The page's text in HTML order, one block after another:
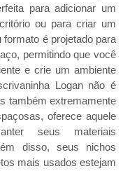
para adicionar um
ou para criar um
formato é projetado para
permitindo que você
e crie um ambiente
Logan não é
também extremamente
oferece aquele
seus materiais
disso, seus nichos
mais usados estejam